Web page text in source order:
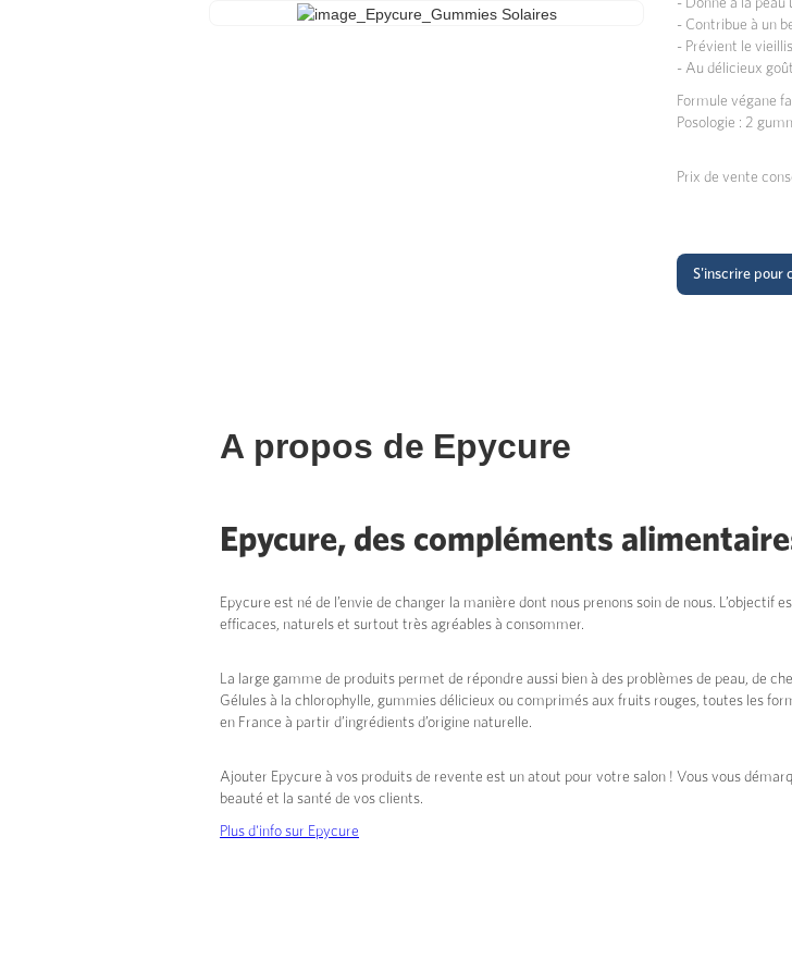
- Donne à la peau
- Contribue à un
- Prévient le
- Au délicieux
Formule végane
Posologie : 2
Prix de vente
S'inscrire pour
A propos de Epycure
Epycure, des compléments
Epycure est né de l’envie de changer la manière dont nous prenons soin de nous. L’objectif
efficaces, naturels et surtout très agréables à consommer.
La large gamme de produits permet de répondre aussi bien à des problèmes de peau, de
Gélules à la chlorophylle, gummies délicieux ou comprimés aux fruits rouges, toutes les
en France à partir d’ingrédients d’origine naturelle.
Ajouter Epycure à vos produits de revente est un atout pour votre salon ! Vous vous
beauté et la santé de vos clients.
Plus d'info sur Epycure